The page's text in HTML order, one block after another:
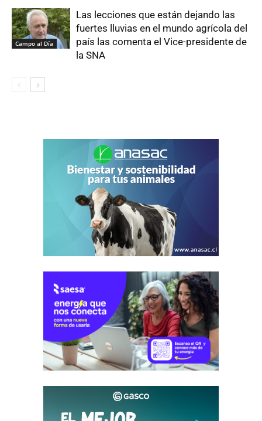
Campo al Día
Las lecciones que están dejando las
fuertes lluvias en el mundo agrícola del
país las comenta el Vice-presidente de
la SNA